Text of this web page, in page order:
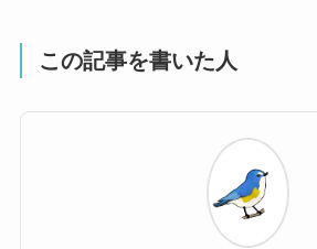
この記事を書いた人